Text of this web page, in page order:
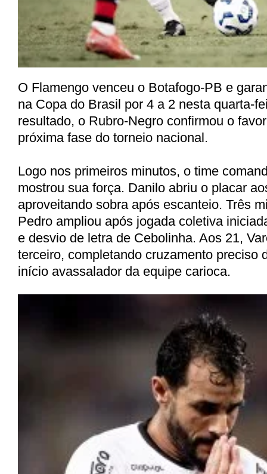
O Flamengo venceu o Botafogo-PB e
na Copa do Brasil por 4 a 2 nesta quarta-
resultado, o Rubro-Negro confirmou o
próxima fase do torneio nacional.
Logo nos primeiros minutos, o time
mostrou sua força. Danilo abriu o placar
aproveitando sobra após escanteio. Três
Pedro ampliou após jogada coletiva
e desvio de letra de Cebolinha. Aos 21,
terceiro, completando cruzamento preciso
início avassalador da equipe carioca.